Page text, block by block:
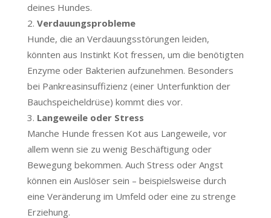
deines Hundes.
Verdauungsprobleme
Hunde, die an Verdauungsstörungen leiden,
könnten aus Instinkt Kot fressen, um die benötigten
Enzyme oder Bakterien aufzunehmen. Besonders
bei Pankreasinsuffizienz (einer Unterfunktion der
Bauchspeicheldrüse) kommt dies vor.
Langeweile oder Stress
Manche Hunde fressen Kot aus Langeweile, vor
allem wenn sie zu wenig Beschäftigung oder
Bewegung bekommen. Auch Stress oder Angst
können ein Auslöser sein – beispielsweise durch
eine Veränderung im Umfeld oder eine zu strenge
Erziehung.